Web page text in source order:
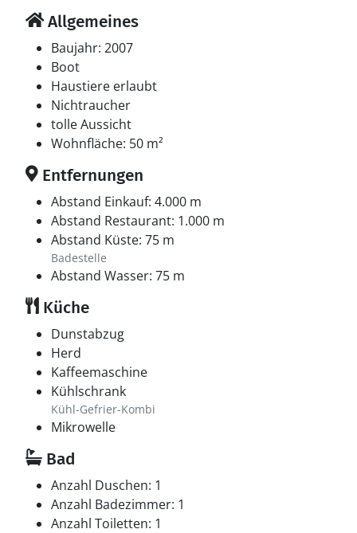
Allgemeines
Baujahr: 2007
Boot
Haustiere erlaubt
Nichtraucher
tolle Aussicht
Wohnfläche: 50 m²
Entfernungen
Abstand Einkauf: 4.000 m
Abstand Restaurant: 1.000 m
Abstand Küste: 75 m
Badestelle
Abstand Wasser: 75 m
Küche
Dunstabzug
Herd
Kaffeemaschine
Kühlschrank
Kühl-Gefrier-Kombi
Mikrowelle
Bad
Anzahl Duschen: 1
Anzahl Badezimmer: 1
Anzahl Toiletten: 1